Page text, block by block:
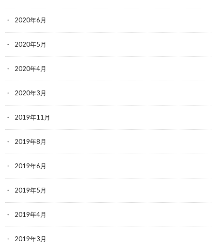
2020年6月
2020年5月
2020年4月
2020年3月
2019年11月
2019年8月
2019年6月
2019年5月
2019年4月
2019年3月